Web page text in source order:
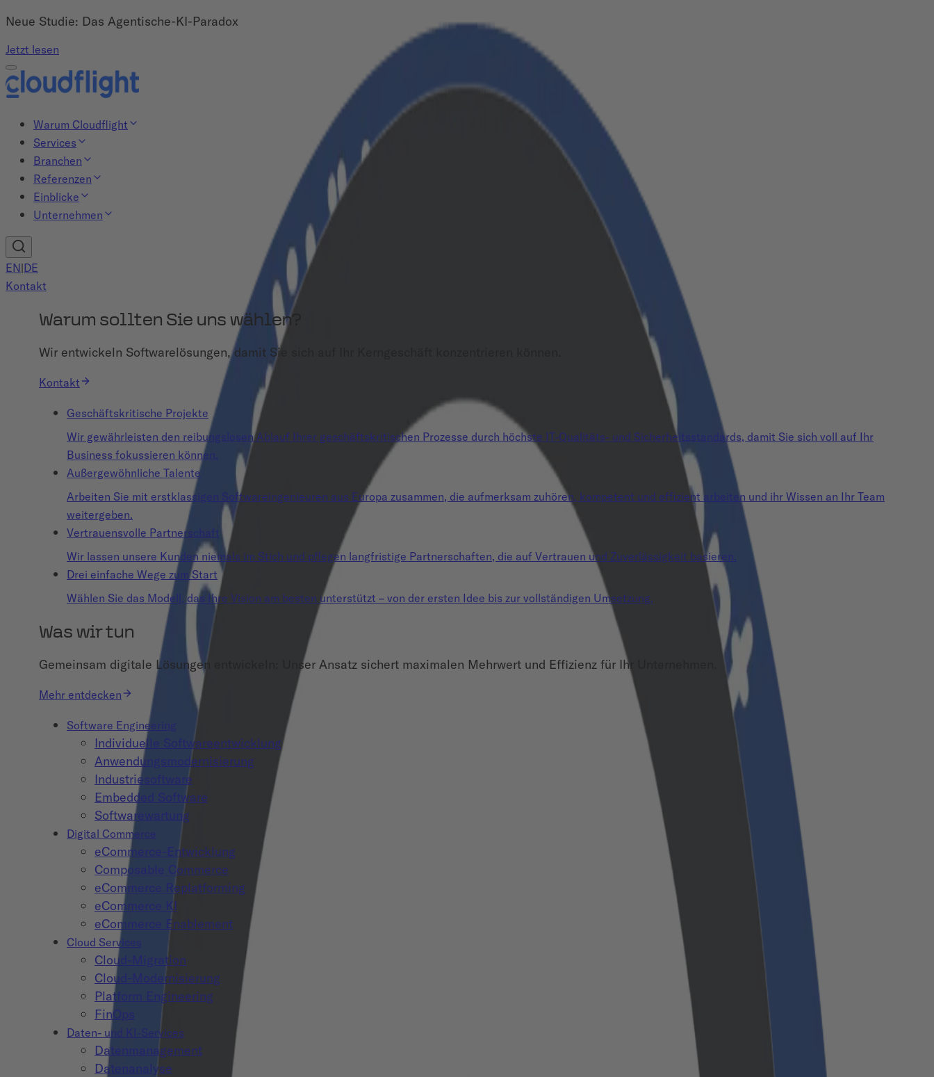
Neue Studie: Das Agentische-KI-Paradox
Jetzt lesen
Warum Cloudflight
Services
Branchen
Referenzen
Einblicke
Unternehmen
EN|DE
Kontakt
Warum sollten Sie uns wählen?
Wir entwickeln Softwarelösungen, damit Sie sich auf Ihr Kerngeschäft konzentrieren können.
Kontakt
Geschäftskritische Projekte
Wir gewährleisten den reibungslosen Ablauf Ihrer geschäftskritischen Prozesse durch höchste IT-Qualitäts- und Sicherheitsstandards, damit Sie sich voll auf Ihr
Business fokussieren können.
Außergewöhnliche Talente
Arbeiten Sie mit erstklassigen Softwareingenieuren aus Europa zusammen, die aufmerksam zuhören, kompetent und effizient arbeiten und ihr Wissen an Ihr Team
weitergeben.
Vertrauensvolle Partnerschaft
Wir lassen unsere Kunden niemals im Stich und pflegen langfristige Partnerschaften, die auf Vertrauen und Zuverlässigkeit basieren.
Drei einfache Wege zum Start
Wählen Sie das Modell, das Ihre Vision am besten unterstützt – von der ersten Idee bis zur vollständigen Umsetzung.
Was wir tun
Gemeinsam digitale Lösungen entwickeln: Unser Ansatz sichert maximalen Mehrwert und Effizienz für Ihr Unternehmen.
Mehr entdecken
Software Engineering
Individuelle Softwareentwicklung
Anwendungsmodernisierung
Industriesoftware
Embedded Software
Softwarewartung
Digital Commerce
eCommerce-Entwicklung
Composable Commerce
eCommerce Replatforming
eCommerce KI
eCommerce Enablement
Cloud Services
Cloud-Migration
Cloud-Modernisierung
Platform Engineering
FinOps
Daten- und KI-Services
Datenmanagement
Datenanalyse